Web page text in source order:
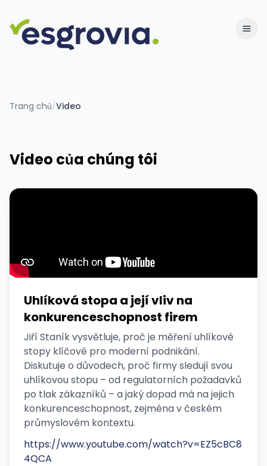
Trang chủ/Video
Video của chúng tôi
Uhlíková stopa a její vliv na
konkurenceschopnost firem
Jiří Staník vysvětluje, proč je měření uhlíkové
stopy klíčové pro moderní podnikání.
Diskutuje o důvodech, proč firmy sledují svou
uhlíkovou stopu – od regulatorních požadavků
po tlak zákazníků – a jaký dopad má na jejich
konkurenceschopnost, zejména v českém
průmyslovém kontextu.
https://www.youtube.com/watch?v=EZ5cBC8
4QCA